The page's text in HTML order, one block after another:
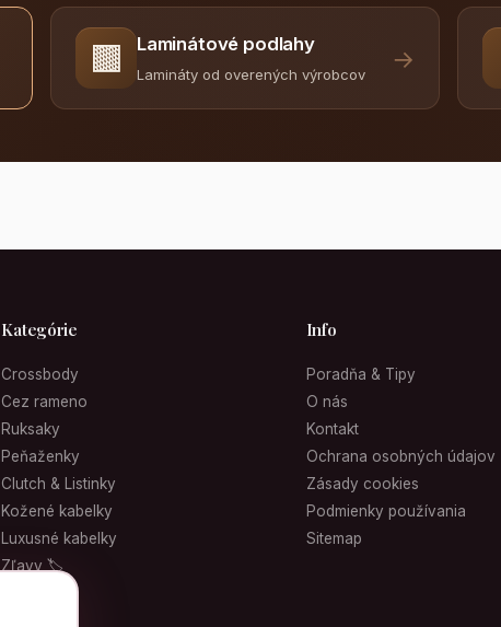
🟫 Laminátové podlahy
Lamináty od overených výrobcov
→
Kategórie
Crossbody
Cez rameno
Ruksaky
Peňaženky
Clutch & Listinky
Kožené kabelky
Luxusné kabelky
Zľavy 🏷
Info
Poradňa & Tipy
O nás
Kontakt
Ochrana osobných údajov
Zásady cookies
Podmienky používania
Sitemap